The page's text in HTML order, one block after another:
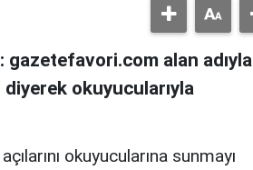
gazetefavori.com alan adıyla
diyerek okuyucularıyla
okuyucularına sunmayı